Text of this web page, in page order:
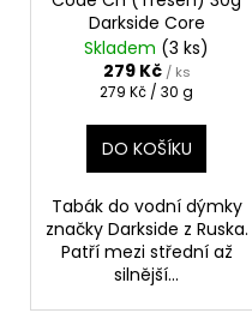
Darkside Core
Skladem (3 ks)
279 Kč / ks
Měrná
279 Kč / 30 g
DO KOŠÍKU
Tabák do vodní dýmky
značky Darkside z Ruska.
Patří mezi střední až
silnější...